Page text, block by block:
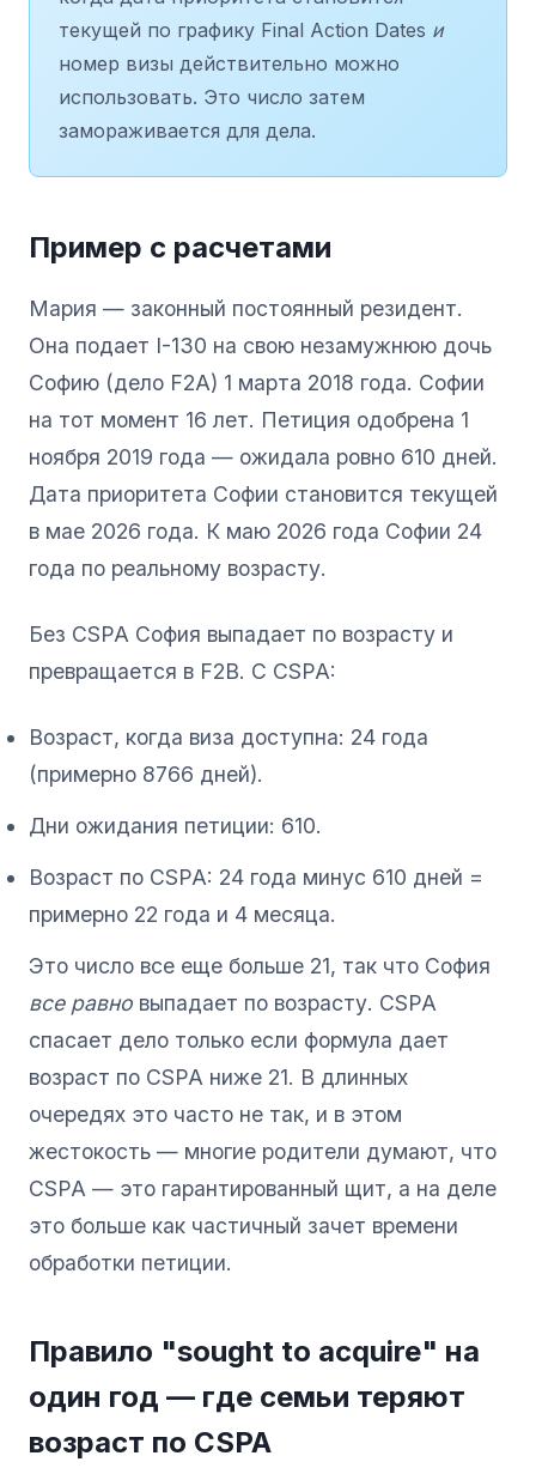
текущей по графику Final Action Dates и
номер визы действительно можно
использовать. Это число затем
замораживается для дела.
Пример с расчетами
Мария — законный постоянный резидент.
Она подает I-130 на свою незамужнюю дочь
Софию (дело F2A) 1 марта 2018 года. Софии
на тот момент 16 лет. Петиция одобрена 1
ноября 2019 года — ожидала ровно 610 дней.
Дата приоритета Софии становится текущей
в мае 2026 года. К маю 2026 года Софии 24
года по реальному возрасту.
Без CSPA София выпадает по возрасту и
превращается в F2B. С CSPA:
Возраст, когда виза доступна: 24 года
(примерно 8766 дней).
Дни ожидания петиции: 610.
Возраст по CSPA: 24 года минус 610 дней =
примерно 22 года и 4 месяца.
Это число все еще больше 21, так что София
все равно выпадает по возрасту. CSPA
спасает дело только если формула дает
возраст по CSPA ниже 21. В длинных
очередях это часто не так, и в этом
жестокость — многие родители думают, что
CSPA — это гарантированный щит, а на деле
это больше как частичный зачет времени
обработки петиции.
Правило "sought to acquire" на
один год — где семьи теряют
возраст по CSPA